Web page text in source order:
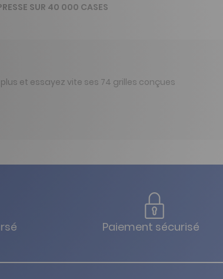
et essayez vite ses 74 grilles conçues
SUR 40 000 CASES
Paiement sécurisé